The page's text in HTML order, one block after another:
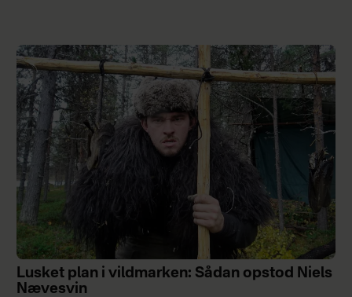
Lusket plan i vildmarken: Sådan opstod Niels
Nævesvin